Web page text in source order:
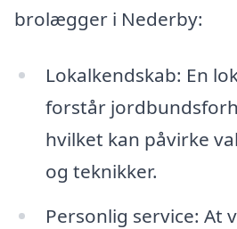
brolægger i Nederby:
Lokalkendskab: En
forstår
hvilket kan påvirke
og teknikker.
Personlig service: At